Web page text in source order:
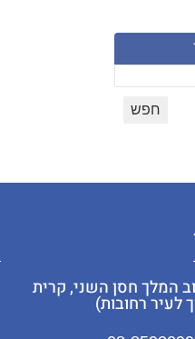
המלך חסן השני, קרית
לעיר רחובות)